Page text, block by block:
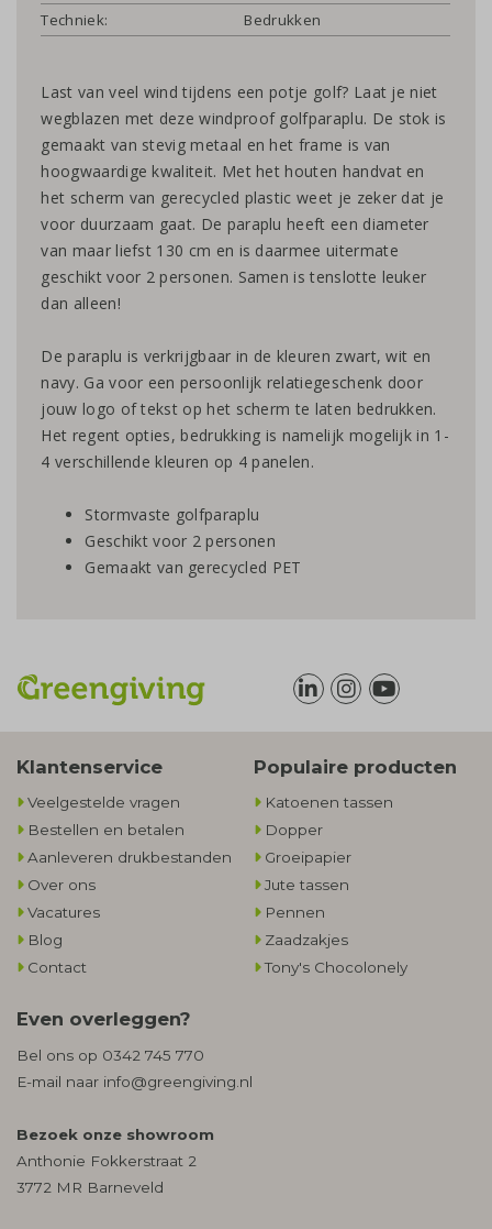
Techniek:
Bedrukken
Last van veel wind tijdens een potje golf? Laat je niet
wegblazen met deze windproof golfparaplu. De stok is
gemaakt van stevig metaal en het frame is van
hoogwaardige kwaliteit. Met het houten handvat en
het scherm van gerecycled plastic weet je zeker dat je
voor duurzaam gaat. De paraplu heeft een diameter
van maar liefst 130 cm en is daarmee uitermate
geschikt voor 2 personen. Samen is tenslotte leuker
dan alleen!
De paraplu is verkrijgbaar in de kleuren zwart, wit en
navy. Ga voor een persoonlijk relatiegeschenk door
jouw logo of tekst op het scherm te laten bedrukken.
Het regent opties, bedrukking is namelijk mogelijk in 1-
4 verschillende kleuren op 4 panelen.
Stormvaste golfparaplu
Geschikt voor 2 personen
Gemaakt van gerecycled PET
Klantenservice
Veelgestelde vragen
Bestellen en betalen
Aanleveren drukbestanden
Over ons
Vacatures
Blog
Contact
Populaire producten
Katoenen tassen
Dopper
Groeipapier
Jute tassen
Pennen
Zaadzakjes
Tony's Chocolonely
Even overleggen?
Bel ons op 0342 745 770
E-mail naar info@greengiving.nl
Bezoek onze showroom
Anthonie Fokkerstraat 2
3772 MR Barneveld